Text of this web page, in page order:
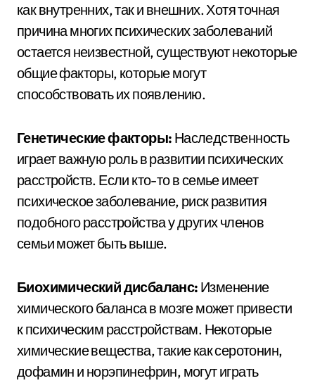
как внутренних, так и внешних. Хотя точная
причина многих психических заболеваний
остается неизвестной, существуют некоторые
общие факторы, которые могут
способствовать их появлению.
Генетические факторы: Наследственность
играет важную роль в развитии психических
расстройств. Если кто-то в семье имеет
психическое заболевание, риск развития
подобного расстройства у других членов
семьи может быть выше.
Биохимический дисбаланс: Изменение
химического баланса в мозге может привести
к психическим расстройствам. Некоторые
химические вещества, такие как серотонин,
дофамин и норэпинефрин, могут играть